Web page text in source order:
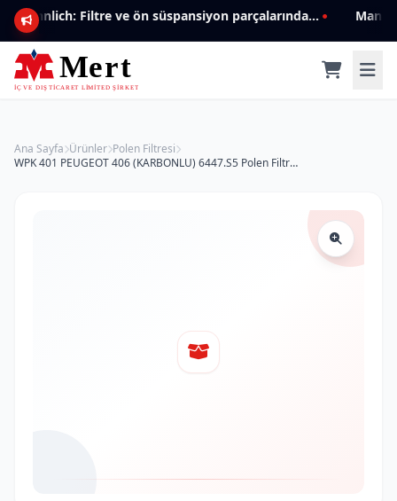
Mannlich: Filtre ve ön süspansiyon parçalarında genişleyen ürün yelpazesiyle kalite ve güven.
Ana Sayfa Ürünler Polen Filtresi
WPK 401 PEUGEOT 406 (KARBONLU) 6447.S5 Polen Filtresi